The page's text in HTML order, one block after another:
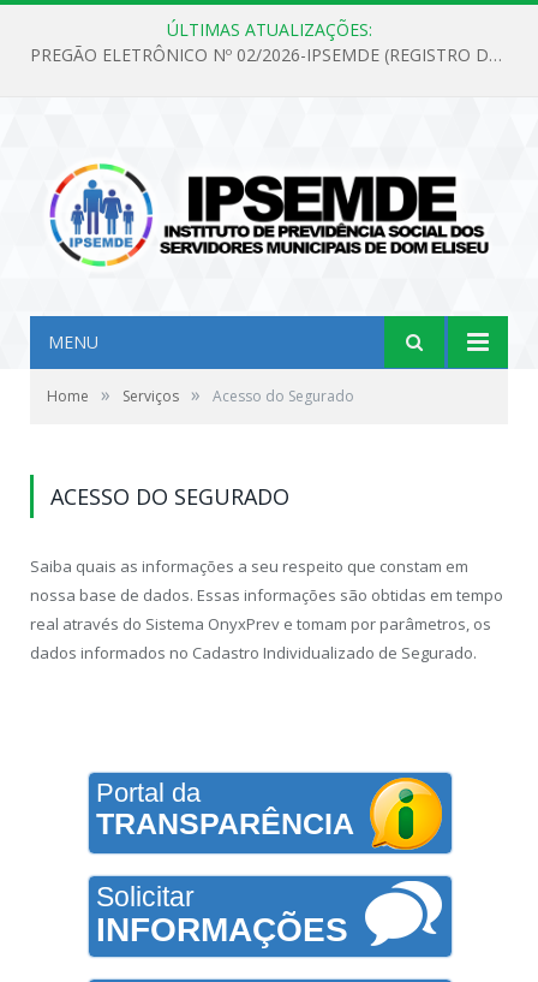
ÚLTIMAS ATUALIZAÇÕES:
PREGÃO ELETRÔNICO Nº 02/2026-IPSEMDE (REGISTRO DE PREÇOS PARA FUTURA E EVENTUAL AQUISIÇÃO DE MATERIAL DE LIMPEZA E GÊNEROS ALIMENTÍCIOS PARA ATENDER AS NECESSIDADES DO INSTITUTO DE PREVIDÊNCIA SOCIAL DOS SERVIDORES MUNICIPAIS DE DOM ELISEU.)
MENU
Home » Serviços » Acesso do Segurado
ACESSO DO SEGURADO
Saiba quais as informações a seu respeito que constam em
nossa base de dados. Essas informações são obtidas em tempo
real através do Sistema OnyxPrev e tomam por parâmetros, os
dados informados no Cadastro Individualizado de Segurado.
Portal da
TRANSPARÊNCIA
Solicitar
INFORMAÇÕES